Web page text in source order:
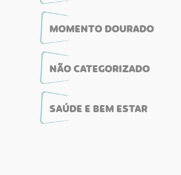
MOMENTO DOURADO
NÃO CATEGORIZADO
SAÚDE E BEM ESTAR